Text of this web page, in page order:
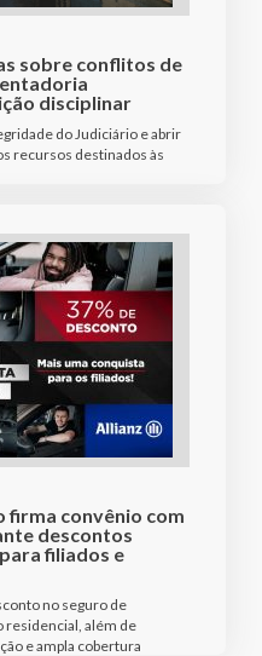
sobre conflitos de
disciplinar
do Judiciário e abrir
recursos destinados às
firma convênio com
descontos
filiados e
no seguro de
residencial, além de
e ampla cobertura